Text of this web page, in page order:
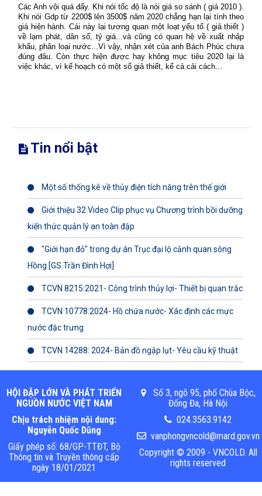
Các Anh vội quá đấy. Khi nói tốc độ là nói giá so sánh ( giá 2010 ).
Khi nói Gdp từ 2200$ lên 3500$ năm 2020 chẳng hạn lại tính theo
giá hiện hành. Cái này lại tương quan một loạt yếu tố ( giả thiết )
về lạm phát, dân số, tỷ giá...và cũng có quan hệ về xuất nhập
khẩu, phân loại nước...Vì vậy, nhận xét của anh Bách Phúc chưa
đúng đâu. Còn thực hiện được hay không mục tiêu 2020 lại là
việc khác, vì kế hoạch có một số giả thiết, kể cả cải cách...
Tin nổi bật
Một số thống kê về thủy điện tích năng trên thế giới
Giới thiệu 32 Video Clip phục vụ Chương trình bồi dưỡng
kiến thức quản lý an toàn đập
"Giới hạn đỏ" trong dự án Trục đại lộ cảnh quan sông
Hồng [GS.Trần Đình Hợi]
TCVN 8215:2021- Công trình thủy lợi- Thiết bị quan trắc
TCVN 10778:2024- Hồ chứa nước- Xác định các mực
nước đặc trưng
TCVN 14288: 2024- Bản đồ ngập lụt- Yêu cầu kỹ thuật
HỘI ĐẬP LỚN VÀ PHÁT TRIỂN
NGUỒN NƯỚC VIỆT NAM
Chịu trách nhiệm nội dung:
Nguyễn Quốc Dũng
Giấy phép số: 68/GP-TTĐT, Bộ
Thông tin và Truyền thông cấp
ngày 18/01/2021
Số 3, ngõ 95, phố Chùa Bộc,
Đống Đa, Hà Nội
024.3563.9142
vanphongvncold@mard.gov.vn
Copyright © 2009 - VNCOLD. All
rights reserved